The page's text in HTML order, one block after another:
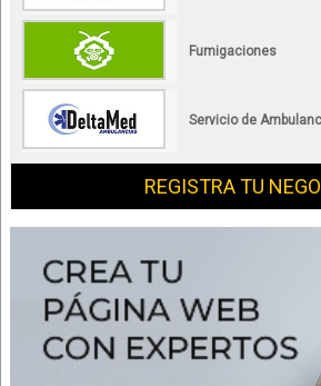
Fumigaciones
Servicio de
REGISTRA TU